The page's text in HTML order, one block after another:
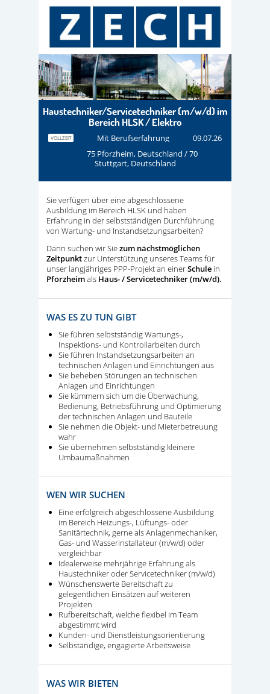
Haustechniker/Servicetechniker (m/w/d) im
Bereich HLSK / Elektro
VOLLZEIT Mit Berufserfahrung
09.07.26
75 Pforzheim, Deutschland / 70
Stuttgart, Deutschland
Sie verfügen über eine abgeschlossene
Ausbildung im Bereich HLSK und haben
Erfahrung in der selbstständigen Durchführung
von Wartung- und Instandsetzungsarbeiten?
Dann suchen wir Siezum nächstmöglichen
Zeitpunktzur Unterstützung unseres Teams für
unser langjähriges PPP-Projekt an einerSchule in
Pforzheimals Haus- / Servicetechniker (m/w/d).
WAS ES ZU TUN GIBT
Sie führen selbstständig Wartungs-,
Inspektions- und Kontrollarbeiten durch
Sie führen Instandsetzungsarbeiten an
technischen Anlagen und Einrichtungen aus
Sie beheben Störungen an technischen
Anlagen und Einrichtungen
Sie kümmern sich um die Überwachung,
Bedienung, Betriebsführung und Optimierung
der technischen Anlagen und Bauteile
Sie nehmen die Objekt- und Mieterbetreuung
wahr
Sie übernehmen selbstständig kleinere
Umbaumaßnahmen
WEN WIR SUCHEN
Eine erfolgreich abgeschlossene Ausbildung
im Bereich Heizungs-, Lüftungs- oder
Sanitärtechnik, gerne als Anlagenmechaniker,
Gas- und Wasserinstallateur (m/w/d) oder
vergleichbar
Idealerweise mehrjährige Erfahrung als
Haustechniker oder Servicetechniker (m/w/d)
Wünschenswerte Bereitschaft zu
gelegentlichen Einsätzen auf weiteren
Projekten
Rufbereitschaft, welche flexibel im Team
abgestimmt wird
Kunden- und Dienstleistungsorientierung
Selbständige, engagierte Arbeitsweise
WAS WIR BIETEN